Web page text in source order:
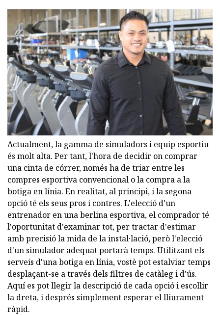
Actualment, la gamma de simuladors i equip esportiu
és molt alta. Per tant, l'hora de decidir on comprar
una cinta de córrer, només ha de triar entre les
compres esportiva convencional o la compra a la
botiga en línia. En realitat, al principi, i la segona
opció té els seus pros i contres. L'elecció d'un
entrenador en una berlina esportiva, el comprador té
l'oportunitat d'examinar tot, per tractar d'estimar
amb precisió la mida de la instal·lació, però l'elecció
d'un simulador adequat portarà temps. Utilitzant els
serveis d'una botiga en línia, vostè pot estalviar temps
desplaçant-se a través dels filtres de catàleg i d'ús.
Aquí es pot llegir la descripció de cada opció i escollir
la dreta, i després simplement esperar el lliurament
ràpid.